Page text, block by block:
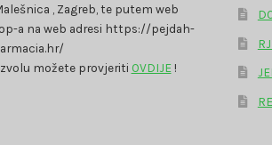
, Zagreb, te putem web
a na web adresi https://pejdah-
možete provjeriti OVDIJE!